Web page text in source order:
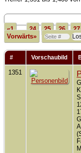
«1 ... 24 25 26 27
Vorwärts»
# Vorschaubild
1351